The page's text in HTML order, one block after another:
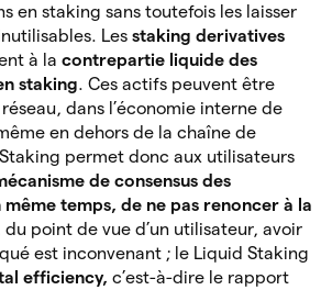
en staking sans toutefois les laisser
Les staking derivatives
à la contrepartie liquide des
staking. Ces actifs peuvent être
dans l’économie interne de
en dehors de la chaîne de
permet donc aux utilisateurs
de consensus des
temps, de ne pas renoncer à la
du point de vue d’un utilisateur, avoir
est inconvenant ; le Liquid Staking
efficiency, c’est-à-dire le rapport